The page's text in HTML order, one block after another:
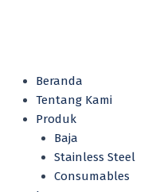
Beranda
Tentang Kami
Produk
Baja
Stainless Steel
Consumables